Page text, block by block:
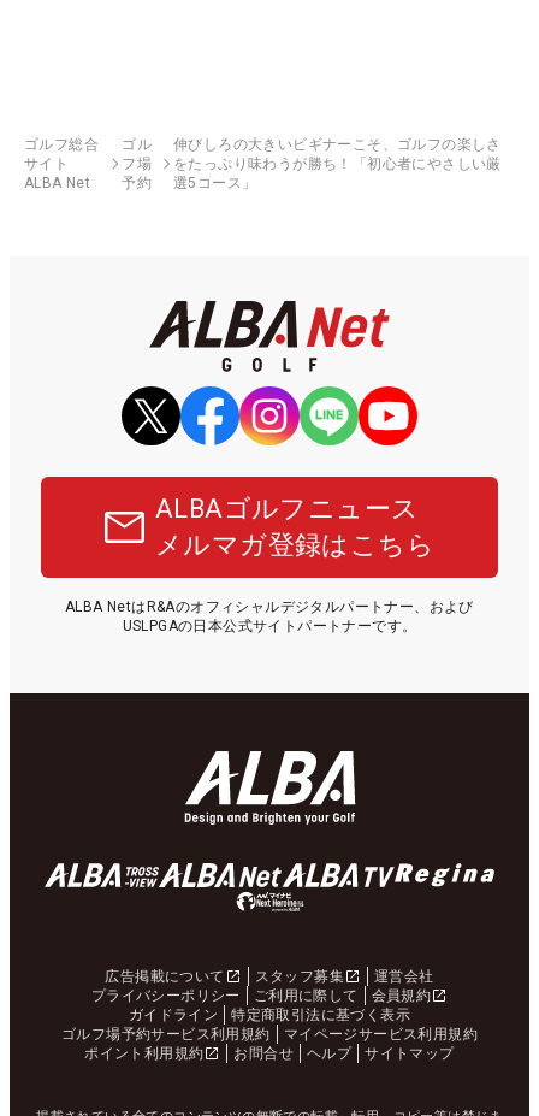
ゴルフ総合
サイト
ALBA Net
ゴル
フ場
予約
伸びしろの大きいビギナーこそ、ゴルフの楽しさ
をたっぷり味わうが勝ち！「初心者にやさしい厳
選5コース」
ALBAゴルフニュース
メルマガ登録はこちら
ALBA NetはR&Aのオフィシャルデジタルパートナー、および
USLPGAの日本公式サイトパートナーです。
広告掲載について スタッフ募集
運営会社
プライバシーポリシー
ご利用に際して
会員規約
ガイドライン
特定商取引法に基づく表示
ゴルフ場予約サービス利用規約
マイページサービス利用規約
ポイント利用規約
お問合せ ヘルプ サイトマップ